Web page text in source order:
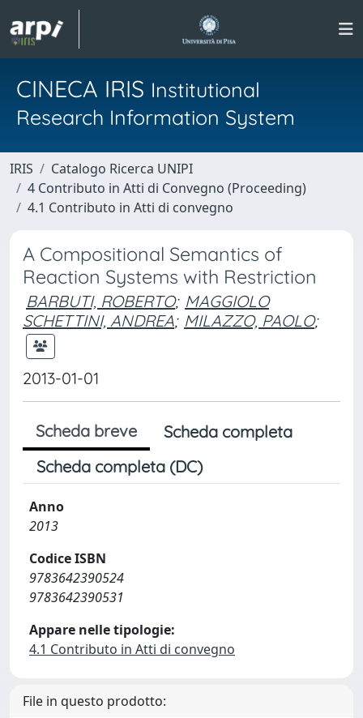
CINECA IRIS Institutional
Research Information System
IRIS
Catalogo Ricerca UNIPI
4 Contributo in Atti di Convegno (Proceeding)
4.1 Contributo in Atti di convegno
A Compositional Semantics of
Reaction Systems with Restriction
BARBUTI, ROBERTO; MAGGIOLO
SCHETTINI, ANDREA; MILAZZO, PAOLO;
2013-01-01
Scheda breve
Scheda completa
Scheda completa (DC)
Anno
2013
Codice ISBN
9783642390524
9783642390531
Appare nelle tipologie:
4.1 Contributo in Atti di convegno
File in questo prodotto: